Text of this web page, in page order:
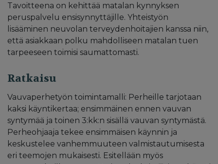
Tavoitteena on kehittää matalan kynnyksen
peruspalvelu ensisynnyttäjille. Yhteistyön
lisääminen neuvolan terveydenhoitajien kanssa niin,
että asiakkaan polku mahdolliseen matalan tuen
tarpeeseen toimisi saumattomasti.
Ratkaisu
Vauvaperhetyön toimintamalli: Perheille tarjotaan
kaksi käyntikertaa; ensimmäinen ennen vauvan
syntymää ja toinen 3:kk:n sisällä vauvan syntymästä.
Perheohjaaja tekee ensimmäisen käynnin ja
keskustelee vanhemmuuteen valmistautumisesta
eri teemojen mukaisesti. Esitellään myös